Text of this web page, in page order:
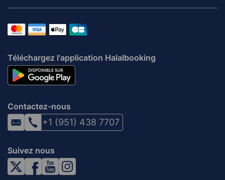
Téléchargez l'application Halalbooking
Contactez-nous
+1 (951) 438 7707
Suivez nous